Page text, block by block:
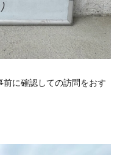
前に確認しての訪問をおす